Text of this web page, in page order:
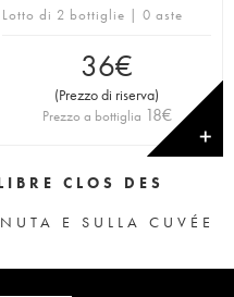
Lotto di 2 bottiglie | 0 aste
36€
(Prezzo di riserva)
Prezzo a bottiglia 18€
✕
CLOS DES
E SULLA CUVÉE